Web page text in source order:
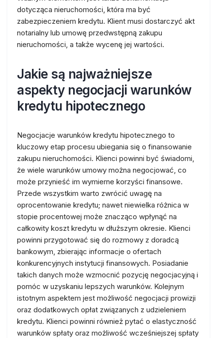
dotycząca nieruchomości, która ma być
zabezpieczeniem kredytu. Klient musi dostarczyć akt
notarialny lub umowę przedwstępną zakupu
nieruchomości, a także wycenę jej wartości.
Jakie są najważniejsze
aspekty negocjacji warunków
kredytu hipotecznego
Negocjacje warunków kredytu hipotecznego to
kluczowy etap procesu ubiegania się o finansowanie
zakupu nieruchomości. Klienci powinni być świadomi,
że wiele warunków umowy można negocjować, co
może przynieść im wymierne korzyści finansowe.
Przede wszystkim warto zwrócić uwagę na
oprocentowanie kredytu; nawet niewielka różnica w
stopie procentowej może znacząco wpłynąć na
całkowity koszt kredytu w dłuższym okresie. Klienci
powinni przygotować się do rozmowy z doradcą
bankowym, zbierając informacje o ofertach
konkurencyjnych instytucji finansowych. Posiadanie
takich danych może wzmocnić pozycję negocjacyjną i
pomóc w uzyskaniu lepszych warunków. Kolejnym
istotnym aspektem jest możliwość negocjacji prowizji
oraz dodatkowych opłat związanych z udzieleniem
kredytu. Klienci powinni również pytać o elastyczność
warunków spłaty oraz możliwość wcześniejszej spłaty